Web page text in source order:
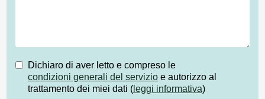
Dichiaro di aver letto e compreso le
condizioni generali del servizio e autorizzo al
trattamento dei miei dati ( leggi informativa)